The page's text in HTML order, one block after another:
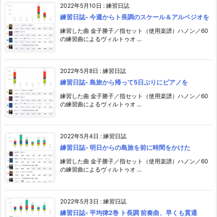
2022年5月10日 : 練習日誌
練習日誌- 今週からト長調のスケール＆アルペジオを
練習した曲 金子勝子／指セット（使用楽譜）ハノン／60
の練習曲によるヴィルトゥオ ...
2022年5月8日 : 練習日誌
練習日誌- 島旅から帰って5日ぶりにピアノを
練習した曲 金子勝子／指セット（使用楽譜）ハノン／60
の練習曲によるヴィルトゥオ ...
2022年5月4日 : 練習日誌
練習日誌- 明日からの島旅を前に時間をかけた
練習した曲 金子勝子／指セット（使用楽譜）ハノン／60
の練習曲によるヴィルトゥオ ...
2022年5月3日 : 練習日誌
練習日誌- 平均律2巻 ト長調 前奏曲、早くも貫通